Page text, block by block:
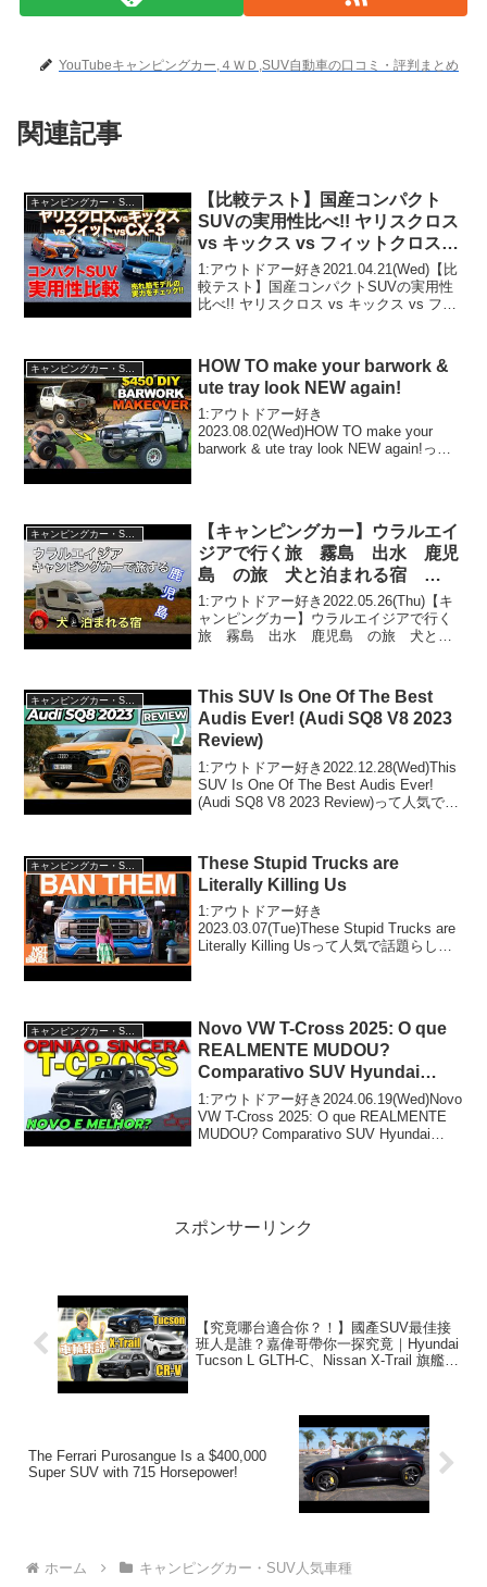
YouTubeキャンピングカー,４ＷＤ,SUV自動車の口コミ・評判まとめ
関連記事
キャンピングカー・SUV人気車種
【比較テスト】国産コンパクト
SUVの実用性比べ!! ヤリスクロス
vs キックス vs フィットクロスタ
ー vs CX-3 E-CarLife with 五味や
すたか
1:アウトドアー好き2021.04.21(Wed)【比
較テスト】国産コンパクトSUVの実用性
比べ!! ヤリスクロス vs キックス vs フィ
ぞ、...
HOW TO make your barwork &
ute tray look NEW again!
1:アウトドアー好き
2023.08.02(Wed)HOW TO make your
barwork & ute tray look NEW again!って
キャンピングカー・SUV人気車種
【キャンピングカー】ウラルエイ
ジアで行く旅 霧島 出水 鹿児
島 の旅 犬と泊まれる宿
D+KIRISHIMA いやしの宿いに
しえ
1:アウトドアー好き2022.05.26(Thu)【キ
ャンピングカー】ウラルエイジアで行く
旅 霧島 出水 鹿児島 の旅 犬と泊
さないで！！2:アウトドアー好き...
This SUV Is One Of The Best
Audis Ever! (Audi SQ8 V8 2023
Review)
1:アウトドアー好き2022.12.28(Wed)This
SUV Is One Of The Best Audis Ever!
(Audi SQ8 V8 2023 Review)って人気で話
キャンピングカー・SUV人気車種
These Stupid Trucks are
Literally Killing Us
1:アウトドアー好き
2023.03.07(Tue)These Stupid Trucks are
Literally Killing Usって人気で話題らしい
キャンピングカー・SUV人気車種
Novo VW T-Cross 2025: O que
REALMENTE MUDOU?
Comparativo SUV Hyundai
CRETA, GM Tracker, Nissan
KICKS
1:アウトドアー好き2024.06.19(Wed)Novo
VW T-Cross 2025: O que REALMENTE
MUDOU? Comparativo SUV Hyundai
スポンサーリンク
【究竟哪台適合你？！】國產SUV最佳接
班人是誰？嘉偉哥帶你一探究竟｜Hyundai
Tucson L GLTH-C、Nissan X-Trail 旗艦
The Ferrari Purosangue Is a $400,000
Super SUV with 715 Horsepower!
ホーム キャンピングカー・SUV人気車種